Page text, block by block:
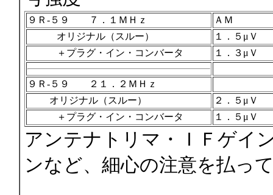
９Ｒ-５９ ７．１ＭＨｚ
ＡＭ
オリジナル（スルー）
１．５μＶ
＋プラグ・イン・コンバータ
１．３μＶ
９Ｒ-５９ ２１．２ＭＨｚ
オリジナル（スルー）
２．５μＶ
＋プラグ・イン・コンバータ
１．５μＶ
アンテナトリマ・ＩＦゲイ
ンなど、細心の注意を払っ